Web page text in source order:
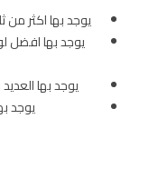
يوجد بها اكثر من
يوجد بها افضل
يوجد بها
يوجد